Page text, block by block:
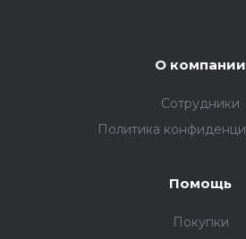
О компании
Сотрудники
Политика
Помощь
Покупки